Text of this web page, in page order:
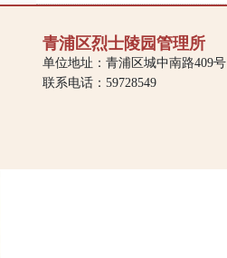
青浦区烈士陵园管理所
单位地址：青浦区城中南路409号
联系电话：59728549